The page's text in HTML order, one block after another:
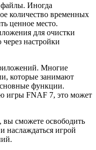
Иногда
количество временных
ценное место.
для очистки
настройки
Многие
которые занимают
функции.
игры FNAF 7, это может
сможете освободить
наслаждаться игрой